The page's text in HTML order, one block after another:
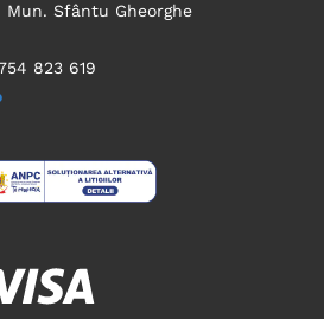
Mun. Sfântu Gheorghe
823 619